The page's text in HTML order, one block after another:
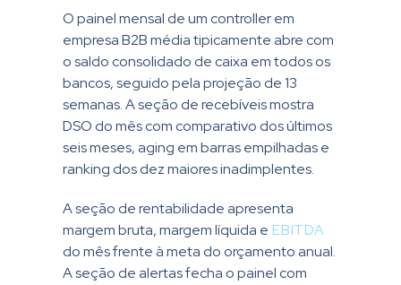
O painel mensal de um controller em
empresa B2B média tipicamente abre com
o saldo consolidado de caixa em todos os
bancos, seguido pela projeção de 13
semanas. A seção de recebíveis mostra
DSO do mês com comparativo dos últimos
seis meses, aging em barras empilhadas e
ranking dos dez maiores inadimplentes.
A seção de rentabilidade apresenta
margem bruta, margem líquida e EBITDA
do mês frente à meta do orçamento anual.
A seção de alertas fecha o painel com